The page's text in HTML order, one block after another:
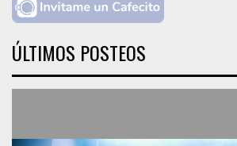
ÚLTIMOS POSTEOS